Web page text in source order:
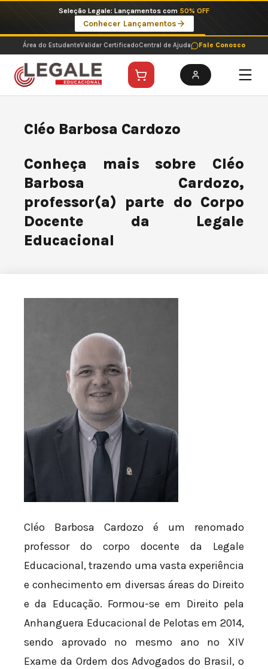
o
conteúdo
Seleção Legale: Lançamentos com 50% OFF
Conhecer Lançamentos
Área do EstudanteValidar CertificadoCentral de Ajuda Fale Conosco
Cléo Barbosa Cardozo
Conheça mais sobre Cléo
Barbosa Cardozo,
professor(a) parte do Corpo
Docente da Legale
Educacional
Cléo Barbosa Cardozo é um renomado
professor do corpo docente da Legale
Educacional, trazendo uma vasta experiência
e conhecimento em diversas áreas do Direito
e da Educação. Formou-se em Direito pela
Anhanguera Educacional de Pelotas em 2014,
sendo aprovado no mesmo ano no XIV
Exame da Ordem dos Advogados do Brasil, o